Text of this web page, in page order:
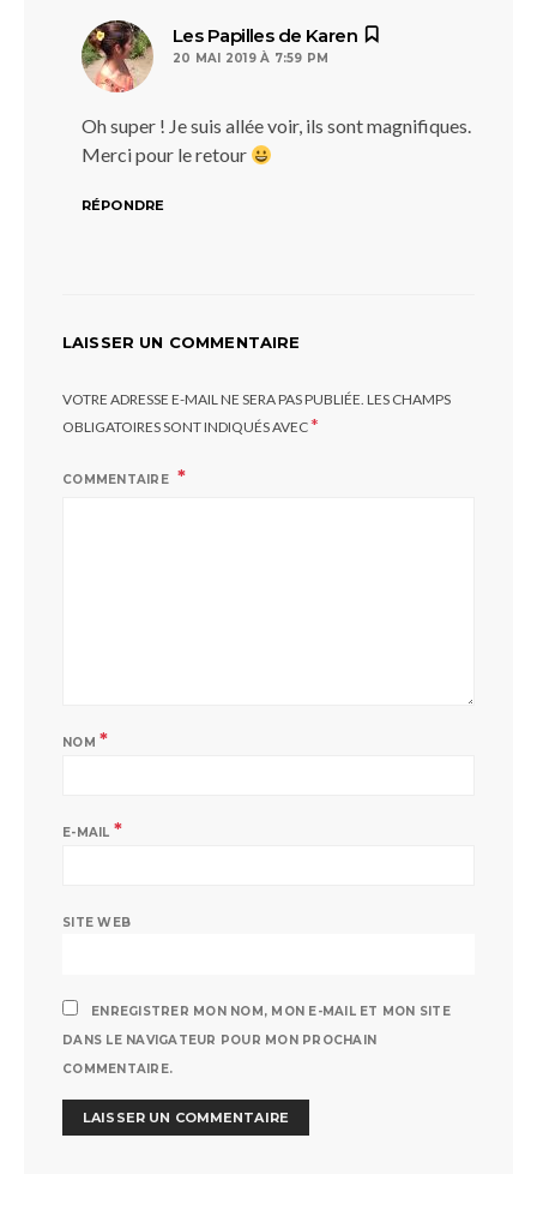
Les Papilles de Karen
20 MAI 2019 À 7:59 PM
Oh super ! Je suis allée voir, ils sont magnifiques.
Merci pour le retour
RÉPONDRE
LAISSER UN COMMENTAIRE
VOTRE ADRESSE E-MAIL NE SERA PAS PUBLIÉE. LES CHAMPS
OBLIGATOIRES SONT INDIQUÉS AVEC*
COMMENTAIRE
NOM *
E-MAIL *
SITE WEB
ENREGISTRER MON NOM, MON E-MAIL ET MON SITE
DANS LE NAVIGATEUR POUR MON PROCHAIN
COMMENTAIRE.